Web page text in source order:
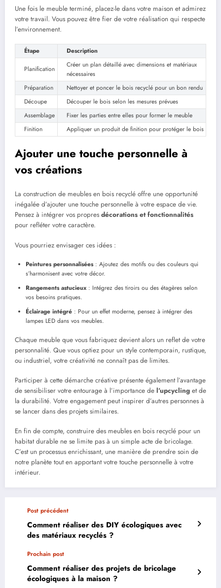
Une fois le meuble terminé, placez-le dans votre maison et admirez
votre travail. Vous pouvez être fier de votre réalisation qui respecte
l’environnement.
Étape Description
Planification
Créer un plan détaillé avec dimensions et matériaux
nécessaires
Préparation
Nettoyer et poncer le bois recyclé pour un bon rendu
Découpe
Découper le bois selon les mesures prévues
Assemblage
Fixer les parties entre elles pour former le meuble
Finition
Appliquer un produit de finition pour protéger le bois
Ajouter une touche personnelle à
vos créations
La construction de meubles en bois recyclé offre une opportunité
inégalée d’ajouter une touche personnelle à votre espace de vie.
Pensez à intégrer vos propres décorations et fonctionnalités
pour refléter votre caractère.
Vous pourriez envisager ces idées :
Peintures personnalisées: Ajoutez des motifs ou des couleurs qui
s’harmonisent avec votre décor.
Rangements astucieux : Intégrez des tiroirs ou des étagères selon
vos besoins pratiques.
Éclairage intégré : Pour un effet moderne, pensez à intégrer des
lampes LED dans vos meubles.
Chaque meuble que vous fabriquez devient alors un reflet de votre
personnalité. Que vous optiez pour un style contemporain, rustique,
ou industriel, votre créativité ne connaît pas de limites.
Participer à cette démarche créative présente également l’avantage
de sensibiliser votre entourage à l’importance de l’upcycling et de
la durabilité. Votre engagement peut inspirer d’autres personnes à
se lancer dans des projets similaires.
En fin de compte, construire des meubles en bois recyclé pour un
habitat durable ne se limite pas à un simple acte de bricolage.
C’est un processus enrichissant, une manière de prendre soin de
notre planète tout en apportant votre touche personnelle à votre
intérieur.
Post précédent
Comment réaliser des DIY écologiques avec
des matériaux recyclés ?
Prochain post
Comment réaliser des projets de bricolage
écologiques à la maison ?